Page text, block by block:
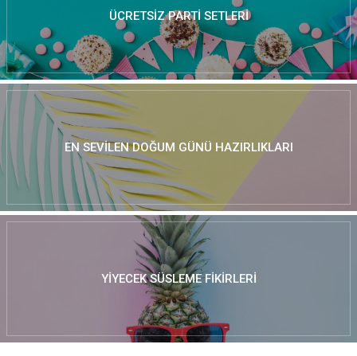
ÜCRETSIZ PARTI SETLERI
EN SEVILEN DOĞUM GÜNÜ HAZIRLIKLARI
YIYECEK SÜSLEME FIKIRLERI